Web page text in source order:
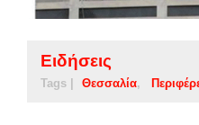
Ειδήσεις
Tags | Θεσσαλία